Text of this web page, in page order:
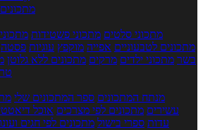
מתכונים
מתכוני סלטים מתכוני פשטידות
מתכונים לטבעוניים אפייה מוקפץ עוגיות פסטה
בשר מתכוני ילדים מרקים מתכונים ללא גלוטן
מנתח המתכונים ספר המתכונים שלי
עשירים מתכונים לפי מצרכים אוכל
עדות ספרי בישול מתכונים לפי חגים